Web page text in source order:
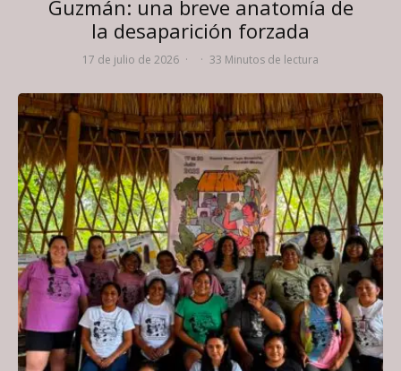
Guzmán: una breve anatomía de
la desaparición forzada
17 de julio de 2026 · · 33 Minutos de lectura